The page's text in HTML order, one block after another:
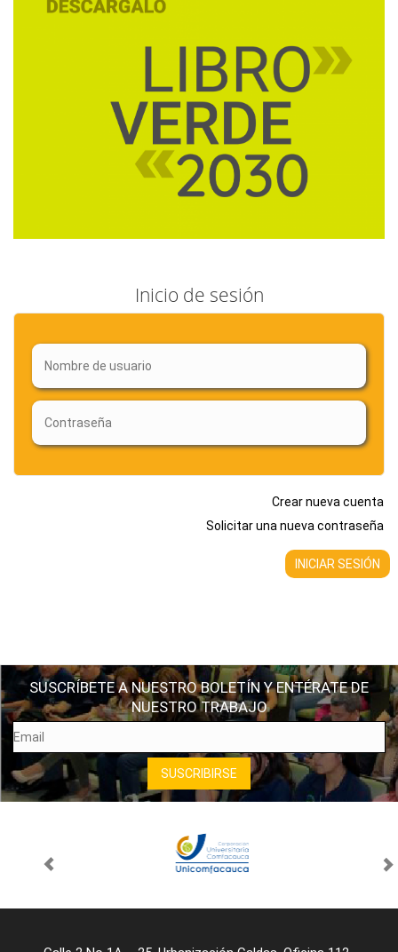
Inicio de sesión
Crear nueva cuenta
Solicitar una nueva contraseña
SUSCRÍBETE A NUESTRO BOLETÍN Y ENTÉRATE DE
NUESTRO TRABAJO